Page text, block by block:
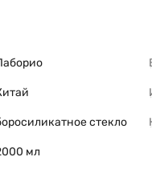
стекло
мл